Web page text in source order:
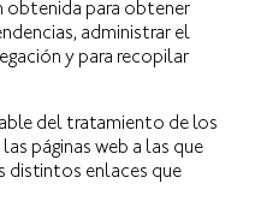
obtenida para obtener
administrar el
y para recopilar
del tratamiento de los
páginas web a las que
distintos enlaces que